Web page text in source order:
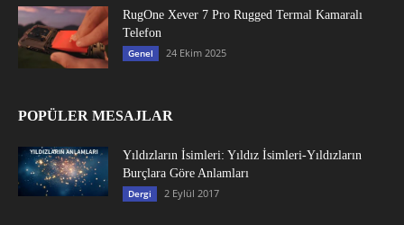
RugOne Xever 7 Pro Rugged Termal Kamaralı
Telefon
Genel 24 Ekim 2025
POPÜLER MESAJLAR
Yıldızların İsimleri: Yıldız İsimleri-Yıldızların
Burçlara Göre Anlamları
Dergi 2 Eylül 2017